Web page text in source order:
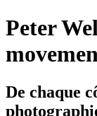
Peter
De chaque